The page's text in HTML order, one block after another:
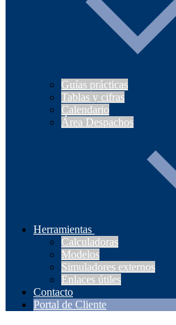
Guías prácticas
Tablas y cifras
Calendario
Área Despachos
Herramientas
Calculadoras
Modelos
Simuladores externos
Enlaces útiles
Contacto
Portal de Cliente